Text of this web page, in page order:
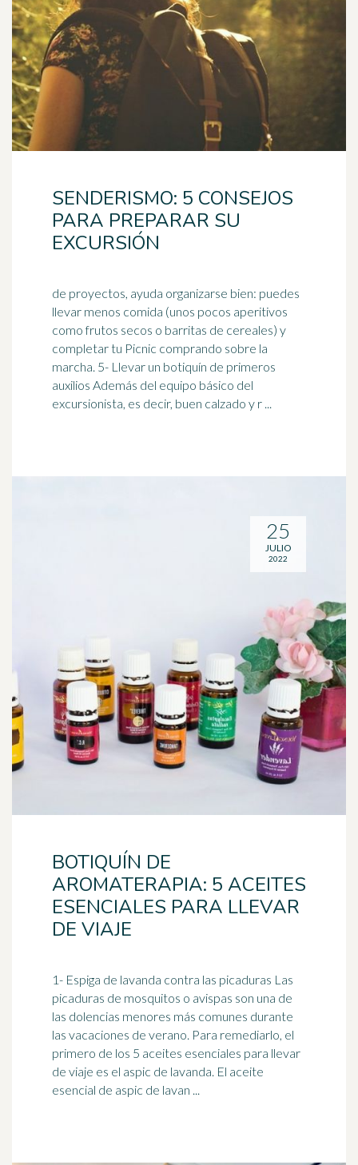
SENDERISMO: 5 CONSEJOS
PARA PREPARAR SU
EXCURSIÓN
de proyectos, ayuda organizarse bien: puedes
llevar menos comida (unos pocos aperitivos
como frutos secos o barritas de cereales) y
completar tu Picnic comprando sobre la
marcha. 5- Llevar un botiquín de primeros
auxilios Además del equipo básico del
excursionista, es decir, buen calzado y r ...
BOTIQUÍN DE
AROMATERAPIA: 5 ACEITES
ESENCIALES PARA LLEVAR
DE VIAJE
1- Espiga de lavanda contra las picaduras Las
picaduras de mosquitos o avispas son una de
las dolencias menores más comunes durante
las vacaciones de verano. Para remediarlo, el
primero de los 5 aceites esenciales para llevar
de viaje es el aspic de lavanda. El aceite
esencial de aspic de lavan ...
25
JULIO
2022